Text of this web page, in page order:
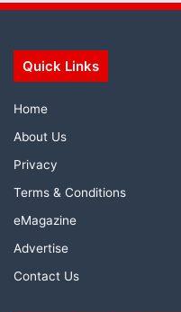
Quick Links
Home
About Us
Privacy
Terms & Conditions
eMagazine
Advertise
Contact Us